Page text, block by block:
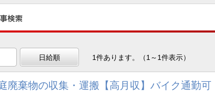
日給順 1件あります。（1～1件表示）
廃棄物の収集・運搬【高月収】バイク通勤可